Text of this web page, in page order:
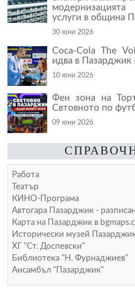
услуги в община
30 юни 2026
Coca-Cola The
идва в Пазарджик
10 юни 2026
Фен зона на
Свтовното по
09 юни 2026
Работа
Театър
КИНО-Програма
Автогара Пазарджик -
Карта на Пазарджик в
Исторически музей
ХГ "Ст. Доспевски"
Библиотека "Н. Фурнаджиев"
Ансамбъл "Пазарджик"